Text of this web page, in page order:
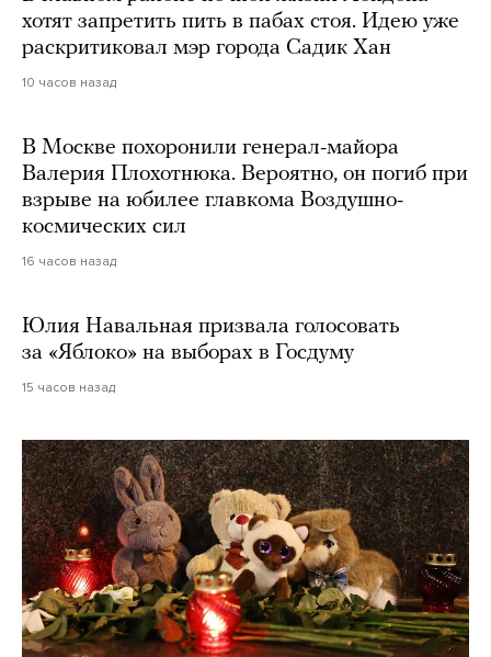
хотят запретить пить в пабах стоя. Идею уже
раскритиковал мэр города Садик Хан
10 часов назад
В Москве похоронили генерал-майора
Валерия Плохотнюка. Вероятно, он погиб при
взрыве на юбилее главкома Воздушно-
космических сил
16 часов назад
Юлия Навальная призвала голосовать
за «Яблоко» на выборах в Госдуму
15 часов назад